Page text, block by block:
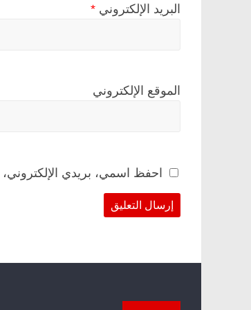
البريد الإلكتروني *
الموقع الإلكتروني
احفظ اسمي، بريدي الإلكتروني،